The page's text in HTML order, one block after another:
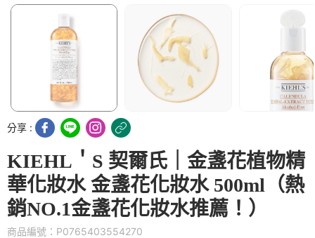
分享 :
KIEHL＇S 契爾氏｜金盞花植物精
華化妝水 金盞花化妝水 500ml（熱
銷NO.1金盞花化妝水推薦！）
商品編號：P0765403554270